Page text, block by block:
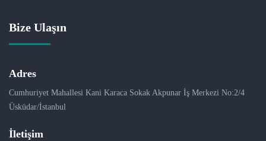
Bize Ulaşın
Adres
Cumhuriyet Mahallesi Kani Karaca Sokak Akpunar İş Merkezi No:2/4
Üsküdar/İstanbul
İletişim